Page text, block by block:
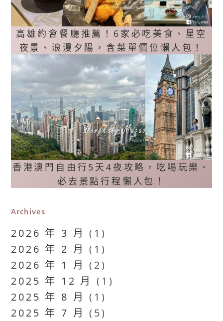
高雄約會餐廳推薦！6家必吃美食、星空
夜景、浪漫夕陽，含菜單價位懶人包！
香港澳門自由行5天4夜攻略，吃喝玩樂、
必去景點行程懶人包！
Archives
2026 年 3 月 (1)
2026 年 2 月 (1)
2026 年 1 月 (2)
2025 年 12 月 (1)
2025 年 8 月 (1)
2025 年 7 月 (5)